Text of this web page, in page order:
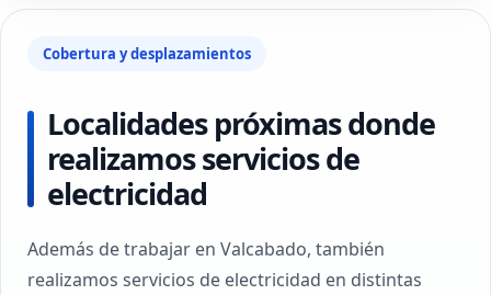
Cobertura y desplazamientos
Localidades próximas donde
realizamos servicios de
electricidad
Además de trabajar en Valcabado, también
realizamos servicios de electricidad en distintas